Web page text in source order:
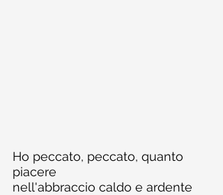
Ho peccato, peccato, quanto
piacere
nell'abbraccio caldo e ardente